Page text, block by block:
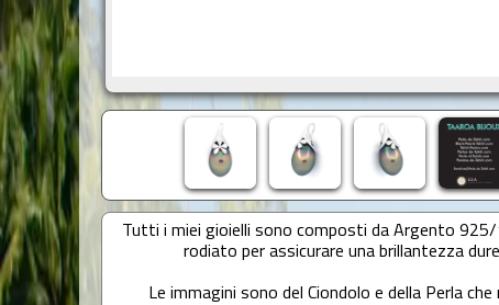
Tutti i miei gioielli sono composti da Argento
rodiato per assicurare una brillantezza
Le immagini sono del Ciondolo e della Perla che